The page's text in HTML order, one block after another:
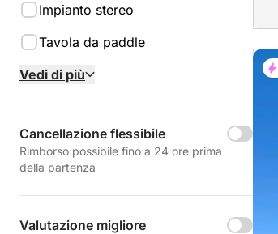
Impianto stereo
Tavola da paddle
Vedi di più
Cancellazione flessibile
Rimborso possibile fino a 24 ore prima
della partenza
Valutazione migliore